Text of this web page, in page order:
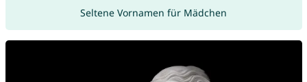
Seltene Vornamen für Mädchen